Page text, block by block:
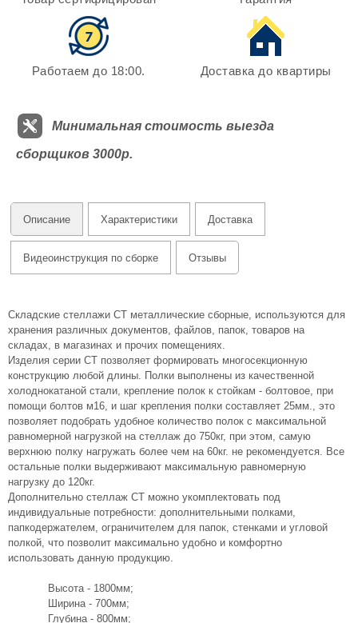
Работаем до 18:00. Доставка до квартиры
Минимальная стоимость выезда
сборщиков 3000р.
Описание Характеристики Доставка
Видеоинструкция по сборке Отзывы
Складские стеллажи СТ металлические сборные, используются для
хранения различных документов, файлов, папок, товаров на
складах, в магазинах и прочих помещениях.
Изделия серии СТ позволяет формировать многосекционную
конструкцию любой длины. Полки выполнены из качественной
холоднокатаной стали, крепление полок к стойкам - болтовое, при
помощи болтов м16, и шаг крепления полки составляет 25мм., это
позволяет подобрать удобное количество полок с максимальной
равномерной нагрузкой на стеллаж до 750кг, при этом, самую
верхнюю полку нагружать более чем на 60кг. не рекомендуется. Все
остальные полки выдерживают максимальную равномерную
нагрузку до 120кг.
Дополнительно стеллаж СТ можно укомплектовать под
индивидуальные потребности: дополнительными полками,
папкодержателем, ограничителем для папок, стенками и угловой
полкой, что позволит максимально удобно и комфортно
использовать данную продукцию.
Высота - 1800мм;
Ширина - 700мм;
Глубина - 800мм;